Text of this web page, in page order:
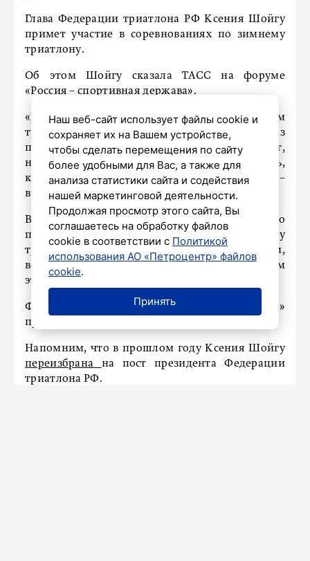
Глава Федерации триатлона РФ Ксения Шойгу
примет участие в соревнованиях по зимнему
триатлону.
Об этом Шойгу сказала ТАСС на форуме
«Россия – спортивная держава».
«Можно ездить и участвовать в зимнем
триатлоне. Я планирую в этом году первый раз
поучаствовать. Пока еще не выбрала старт,
но мне кажется, это очень интересная вещь,
которая позволит расширить границы», –
высказалась Шойгу.
В настоящий момент регламентировано
проведение официальных стартов по зимнему
триатлону бегом на дистанцию от 2 км,
велозаездом минимум на 4 км и лыжным
этапом от 3 км.
Форум «Россия – спортивная держава»
проходит с 5 по 7 ноября в Самаре.
Напомним, что в прошлом году Ксения Шойгу
переизбрана на пост президента Федерации
триатлона РФ.
Наш веб-сайт использует файлы cookie и
сохраняет их на Вашем устройстве,
чтобы сделать перемещения по сайту
более удобными для Вас, а также для
анализа статистики сайта и содействия
нашей маркетинговой деятельности.
Продолжая просмотр этого сайта, Вы
соглашаетесь на обработку файлов
cookie в соответствии с Политикой
использования АО «Петроцентр» файлов
cookie.
Принять